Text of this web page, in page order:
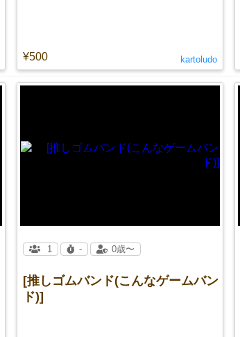
¥500 kartoludo
[推しゴムバンド(こんなゲームバン
ド)]
1 - 0歳〜